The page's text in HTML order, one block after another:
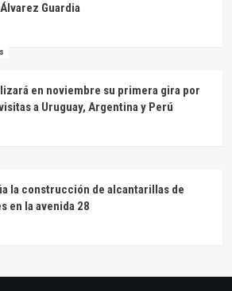
Guardia
en noviembre su primera gira por
a Uruguay, Argentina y Perú
la construcción de alcantarillas de
en la avenida 28